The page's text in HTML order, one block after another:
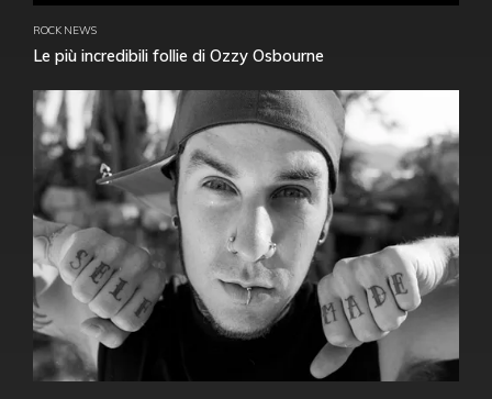
ROCK NEWS
Le più incredibili follie di Ozzy Osbourne